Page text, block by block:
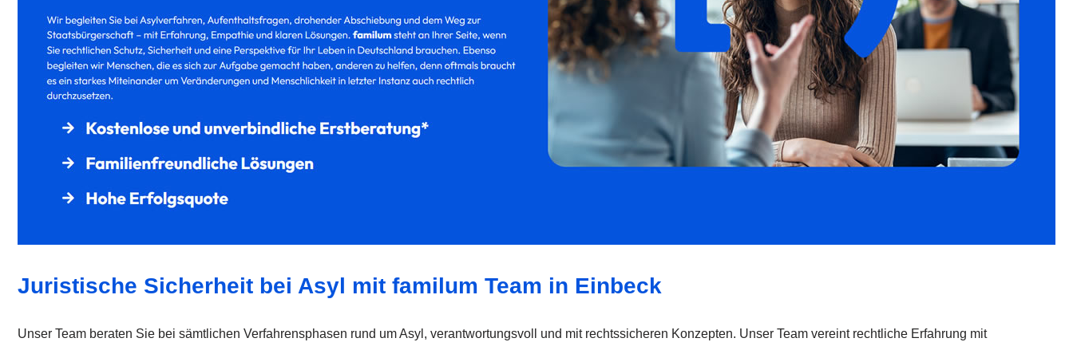
Juristische Sicherheit bei Asyl mit familum Team in Einbeck
Unser Team beraten Sie bei sämtlichen Verfahrensphasen rund um Asyl, verantwortungsvoll und mit rechtssicheren Konzepten. Unser Team vereint rechtliche Erfahrung mit